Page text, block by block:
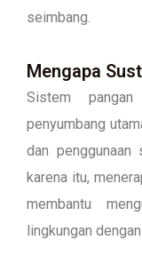
seimbang.
Mengapa
Sistem
penyumbang
dan penggunaan
karena itu,
membantu
lingkungan